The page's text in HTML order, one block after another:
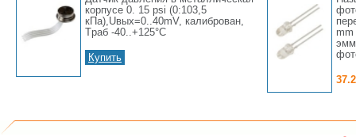
корпусе 0. 15 psi (0:103,5
кПа),Uвых=0..40mV, калиброван,
Tраб -40..+125°С
Купить
mm